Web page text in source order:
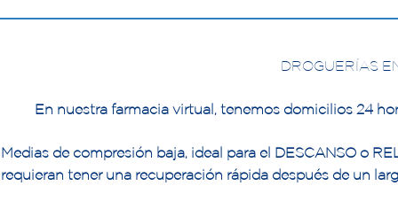
DROGUERÍAS
En nuestra farmacia virtual, tenemos domicilios 24
Medias de compresión baja, ideal para el DESCANSO o
requieran tener una recuperación rápida después de un